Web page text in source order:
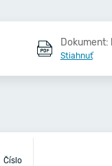
Dokument:
Stiahnuť
Číslo